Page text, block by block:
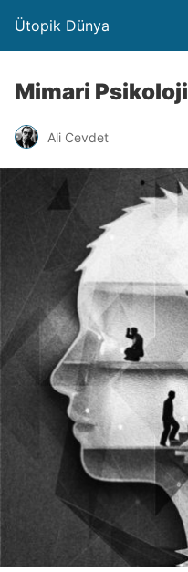
Ütopik Dünya
Mimari Psikoloji
Ali Cevdet